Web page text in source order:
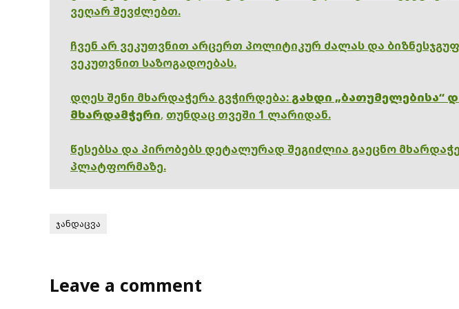
ვეღარ შევძლებთ.
ჩვენ არ ვეკუთვნით არცერთ პოლიტიკურ ძალას და
ვეკუთვნით საზოგადოებას.
დღეს შენი მხარდაჭერა გვჭირდება: გახდი „ბათუმელებისა“
მხარდამჭერი, თუნდაც თვეში 1 ლარიდან.
წესებსა და პირობებს დეტალურად შეგიძლია გაეცნო
პლატფორმაზე.
ჯანდაცვა
Leave a comment